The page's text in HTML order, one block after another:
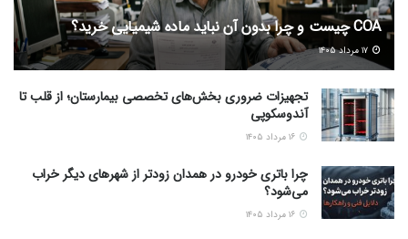
COA چیست و چرا بدون آن نباید ماده شیمیایی خرید؟
تجهیزات ضروری بخش‌های تخصصی بیمارستان؛ از قلب تا
آندوسکوپی
چرا باتری خودرو در همدان زودتر از شهرهای دیگر خراب
می‌شود؟